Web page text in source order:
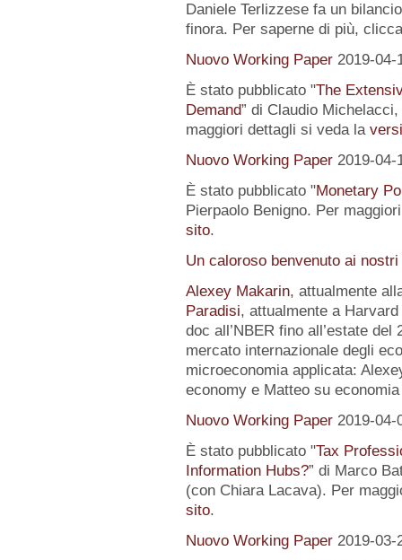
Daniele Terlizzese fa un
finora. Per saperne di più,
Nuovo Working Paper 2019-04-
È stato pubblicato "The
Demand” di Claudio
maggiori dettagli si veda la
Nuovo Working Paper 2019-04-
È stato pubblicato "Monetary
Pierpaolo Benigno. Per
sito.
Un caloroso benvenuto ai
Alexey Makarin, attualmente
Paradisi, attualmente a
doc all’NBER fino all’estate
mercato internazionale degli
microeconomia applicata:
economy e Matteo su
Nuovo Working Paper 2019-04-
È stato pubblicato "Tax
Information Hubs?” di Marco
(con Chiara Lacava). Per
sito.
Nuovo Working Paper 2019-03-